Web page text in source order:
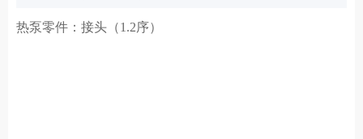
热泵零件：接头（1.2序）